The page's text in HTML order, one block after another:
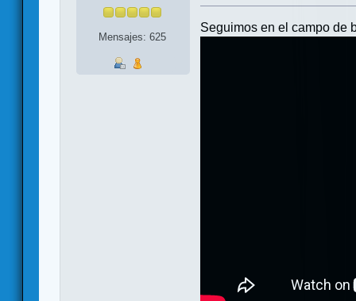
Mensajes: 625
Seguimos en el campo de